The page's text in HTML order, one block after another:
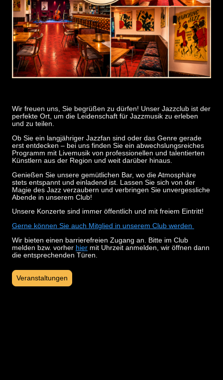
Wir freuen uns, Sie begrüßen zu dürfen! Unser Jazzclub ist der
perfekte Ort, um die Leidenschaft für Jazzmusik zu erleben
und zu teilen.
Ob Sie ein langjähriger Jazzfan sind oder das Genre gerade
erst entdecken – bei uns finden Sie ein abwechslungsreiches
Programm mit Livemusik von professionellen und talentierten
Künstlern aus der Region und weit darüber hinaus.
Genießen Sie unsere gemütlichen Bar, wo die Atmosphäre
stets entspannt und einladend ist. Lassen Sie sich von der
Magie des Jazz verzaubern und verbringen Sie unvergessliche
Abende in unserem Club!
Unsere Konzerte sind immer öffentlich und mit freiem Eintritt!
Gerne können Sie auch Mitglied in unserem Club werden
Wir bieten einen barrierefreien Zugang an. Bitte im Club
melden bzw. vorher hier mit Uhrzeit anmelden, wir öffnen dann
die entsprechenden Türen.
Veranstaltungen